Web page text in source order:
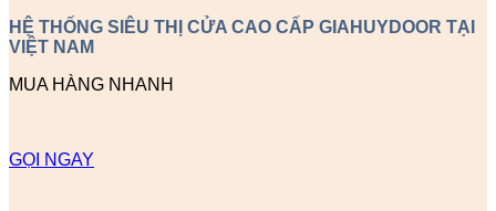
HỆ THỐNG SIÊU THỊ CỬA CAO CẤP GIAHUYDOOR TẠI
VIỆT NAM
MUA HÀNG NHANH
GỌI NGAY